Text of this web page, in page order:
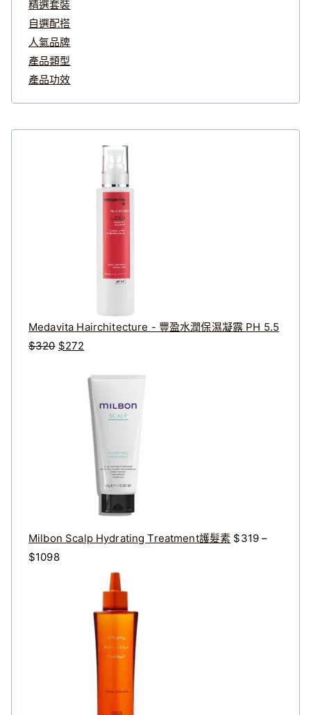
精選套裝
自選配搭
人氣品牌
產品類型
產品功效
Medavita Hairchitecture - 豐盈水潤保濕凝露 PH 5.5
$320 原
$272
價
格
：
Milbon Scalp Hydrating Treatment護髮素 $319 –
$1098價